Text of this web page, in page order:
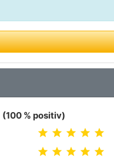
(100 % positiv)
star star star star star
star star star star star